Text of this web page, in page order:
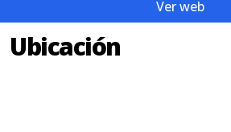
Ver web
Ubicación